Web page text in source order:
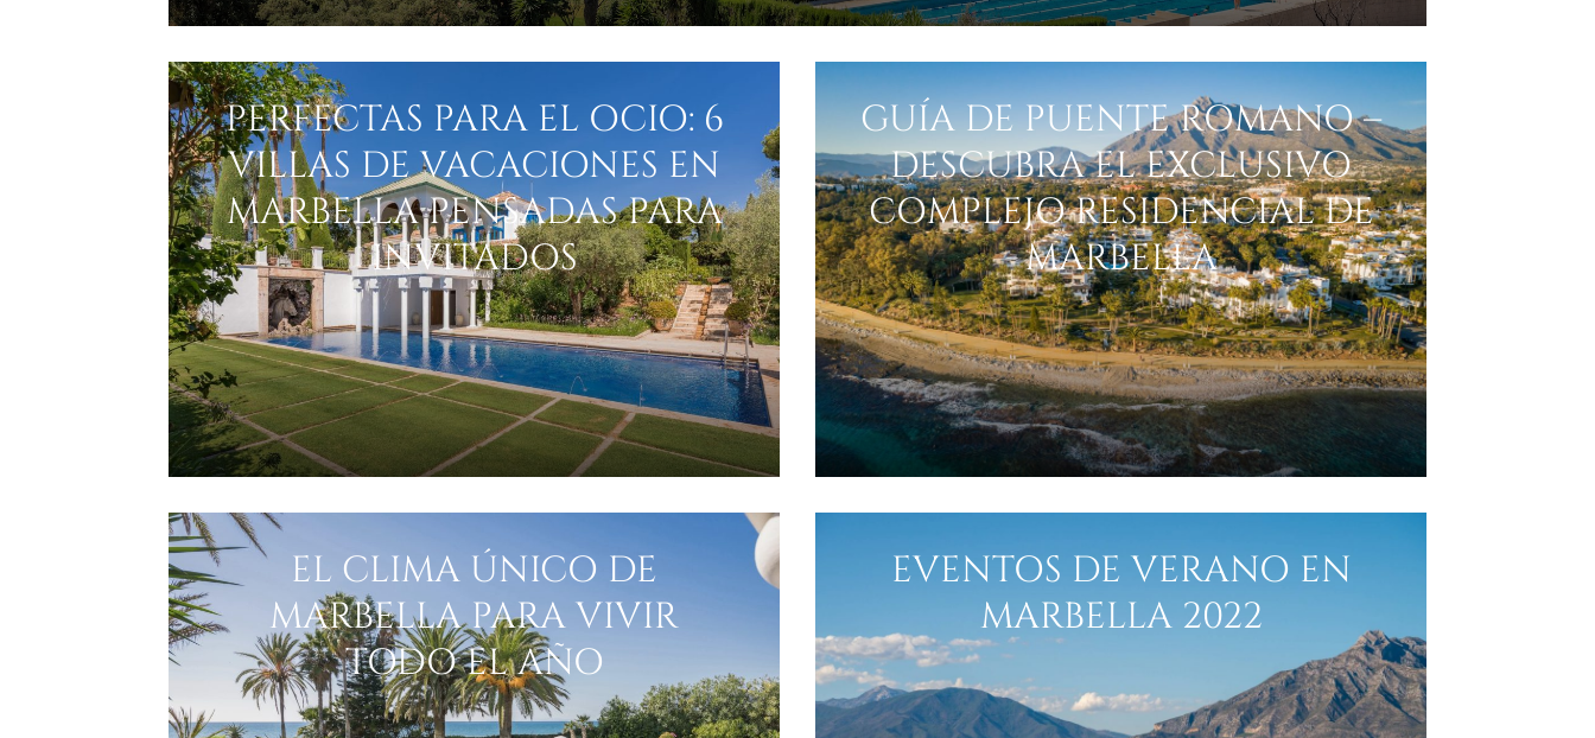
PERFECTAS PARA EL OCIO: 6
VILLAS DE VACACIONES EN
MARBELLA PENSADAS PARA
INVITADOS
GUÍA DE PUENTE ROMANO –
DESCUBRA EL EXCLUSIVO
COMPLEJO RESIDENCIAL DE
MARBELLA
EL CLIMA ÚNICO DE
MARBELLA PARA VIVIR
TODO EL AÑO
EVENTOS DE VERANO EN
MARBELLA 2022